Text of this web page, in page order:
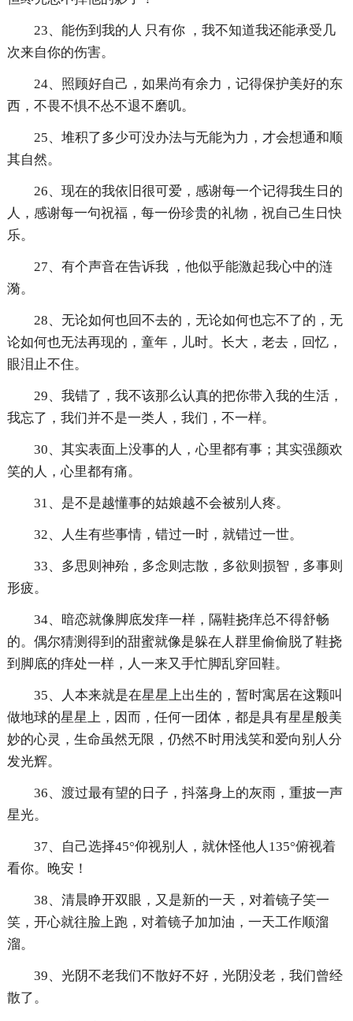
23、能伤到我的人 只有你 ，我不知道我还能承受几
次来自你的伤害。
24、照顾好自己，如果尚有余力，记得保护美好的东
西，不畏不惧不怂不退不磨叽。
25、堆积了多少可没办法与无能为力，才会想通和顺
其自然。
26、现在的我依旧很可爱，感谢每一个记得我生日的
人，感谢每一句祝福，每一份珍贵的礼物，祝自己生日快
乐。
27、有个声音在告诉我 ，他似乎能激起我心中的涟
漪。
28、无论如何也回不去的，无论如何也忘不了的，无
论如何也无法再现的，童年，儿时。长大，老去，回忆，
眼泪止不住。
29、我错了，我不该那么认真的把你带入我的生活，
我忘了，我们并不是一类人，我们，不一样。
30、其实表面上没事的人，心里都有事；其实强颜欢
笑的人，心里都有痛。
31、是不是越懂事的姑娘越不会被别人疼。
32、人生有些事情，错过一时，就错过一世。
33、多思则神殆，多念则志散，多欲则损智，多事则
形疲。
34、暗恋就像脚底发痒一样，隔鞋挠痒总不得舒畅
的。偶尔猜测得到的甜蜜就像是躲在人群里偷偷脱了鞋挠
到脚底的痒处一样，人一来又手忙脚乱穿回鞋。
35、人本来就是在星星上出生的，暂时寓居在这颗叫
做地球的星星上，因而，任何一团体，都是具有星星般美
妙的心灵，生命虽然无限，仍然不时用浅笑和爱向别人分
发光辉。
36、渡过最有望的日子，抖落身上的灰雨，重披一声
星光。
37、自己选择45°仰视别人，就休怪他人135°俯视着
看你。晚安！
38、清晨睁开双眼，又是新的一天，对着镜子笑一
笑，开心就往脸上跑，对着镜子加加油，一天工作顺溜
溜。
39、光阴不老我们不散好不好，光阴没老，我们曾经
散了。